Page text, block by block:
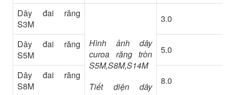
Dây đai răng
S3M
Hình ảnh dây
curoa răng tròn
S5M,S8M,S14M
Tiết diện dây
3.0
Dây đai răng
S5M
5.0
Dây đai răng
S8M
8.0